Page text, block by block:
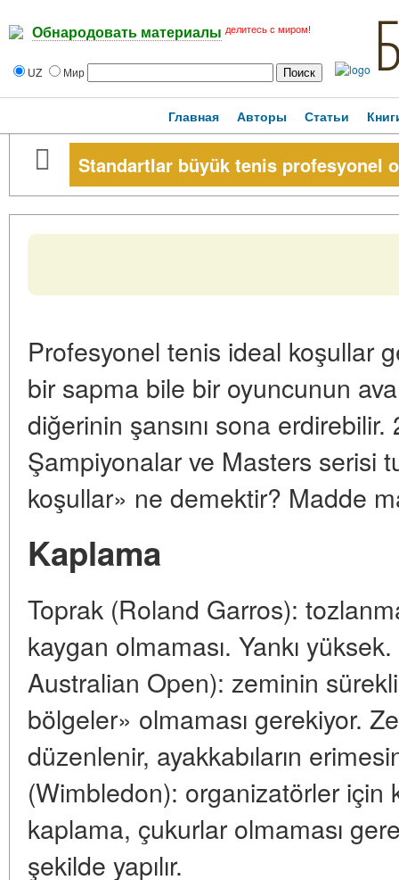
Обнародовать материалы делитесь с миром!
UZ Мир
Главная Авторы Статьи
Standartlar büyük tenis profesyonel
Profesyonel tenis ideal koşullar
bir sapma bile bir oyuncunun
diğerinin şansını sona erdirebilir.
Şampiyonalar ve Masters serisi
koşullar» ne demektir? Madde
Kaplama
Toprak (Roland Garros):
kaygan olmaması. Yankı
Australian Open): zeminin
bölgeler» olmaması gerekiyor.
düzenlenir, ayakkabıların
(Wimbledon): organizatörler
kaplama, çukurlar olmaması
şekilde yapılır.